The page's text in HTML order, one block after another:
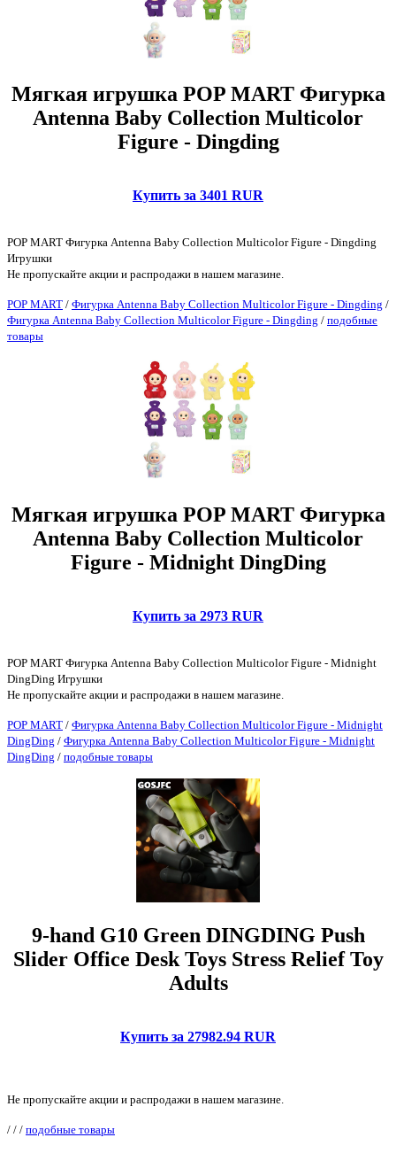
Мягкая игрушка POP MART Фигурка
Antenna Baby Collection Multicolor
Figure - Dingding
Купить за 3401 RUR
POP MART Фигурка Antenna Baby Collection Multicolor Figure - Dingding
Игрушки
Не пропускайте акции и распродажи в нашем магазине.
POP MART / Фигурка Antenna Baby Collection Multicolor Figure - Dingding /
Фигурка Antenna Baby Collection Multicolor Figure - Dingding / подобные
товары
Мягкая игрушка POP MART Фигурка
Antenna Baby Collection Multicolor
Figure - Midnight DingDing
Купить за 2973 RUR
POP MART Фигурка Antenna Baby Collection Multicolor Figure - Midnight
DingDing Игрушки
Не пропускайте акции и распродажи в нашем магазине.
POP MART / Фигурка Antenna Baby Collection Multicolor Figure - Midnight
DingDing / Фигурка Antenna Baby Collection Multicolor Figure - Midnight
DingDing / подобные товары
9-hand G10 Green DINGDING Push
Slider Office Desk Toys Stress Relief Toy
Adults
Купить за 27982.94 RUR
Не пропускайте акции и распродажи в нашем магазине.
/ / / подобные товары